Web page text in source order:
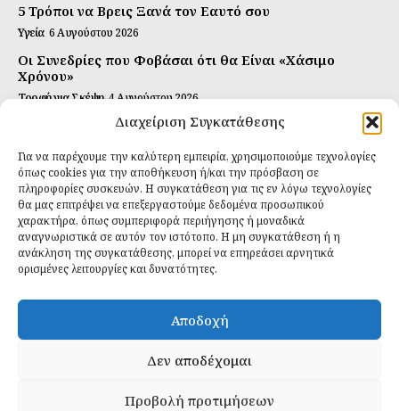
Διαχείριση Συγκατάθεσης
Για να παρέχουμε την καλύτερη εμπειρία, χρησιμοποιούμε τεχνολογίες
όπως cookies για την αποθήκευση ή/και την πρόσβαση σε
πληροφορίες συσκευών. Η συγκατάθεση για τις εν λόγω τεχνολογίες
θα μας επιτρέψει να επεξεργαστούμε δεδομένα προσωπικού
χαρακτήρα, όπως συμπεριφορά περιήγησης ή μοναδικά
αναγνωριστικά σε αυτόν τον ιστότοπο. Η μη συγκατάθεση ή η
ανάκληση της συγκατάθεσης, μπορεί να επηρεάσει αρνητικά
ορισμένες λειτουργίες και δυνατότητες.
Αποδοχή
Δεν αποδέχομαι
Προβολή προτιμήσεων
5 Τρόποι να Βρεις Ξανά τον Εαυτό σου
Υγεία 6 Αυγούστου 2026
Οι Συνεδρίες που Φοβάσαι ότι θα Είναι «Χάσιμο
Χρόνου»
Τροφή για Σκέψη 4 Αυγούστου 2026
Αυτή Είναι η Συνταγή για Τέλεια Κομπούτσα
Ιδανικές Τροφές 26 Ιουλίου 2026
Εγγραφείτε
ΕΓΓΡΑΦΉ
Έχω διαβάσει και δέχομαι τηνπολιτική απορρήτου